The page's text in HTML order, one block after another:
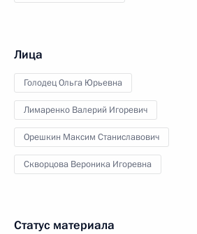
Лица
Голодец Ольга Юрьевна
Лимаренко Валерий Игоревич
Орешкин Максим Станиславович
Скворцова Вероника Игоревна
Статус материала